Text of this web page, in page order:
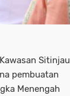
Sitinjau
pembuatan
Menengah